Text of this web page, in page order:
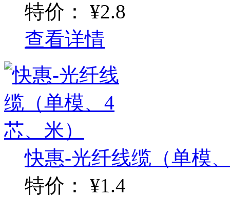
特价：
¥2.8
查看详情
快惠-光纤线缆（单模
特价：
¥1.4